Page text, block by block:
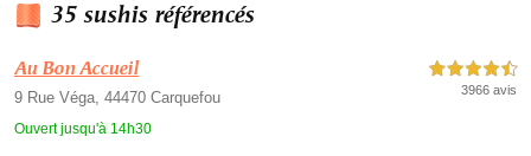
35 sushis référencés
Au Bon Accueil
9 Rue Véga, 44470 Carquefou
Ouvert jusqu'à 14h30
4,5 étoiles sur 5
3966 avis